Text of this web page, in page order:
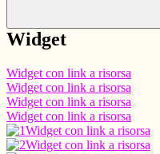
Widget
Widget con link a risorsa
Widget con link a risorsa
Widget con link a risorsa
Widget con link a risorsa
Widget con link a risorsa
Widget con link a risorsa